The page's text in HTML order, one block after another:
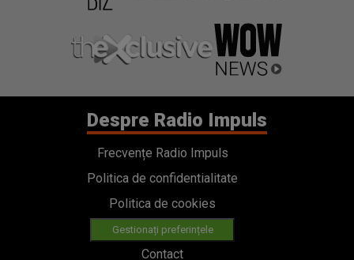
Despre Radio Impuls
Frecvențe Radio Impuls
Politica de confidentialitate
Politica de cookies
Gestionați preferințele
Contact